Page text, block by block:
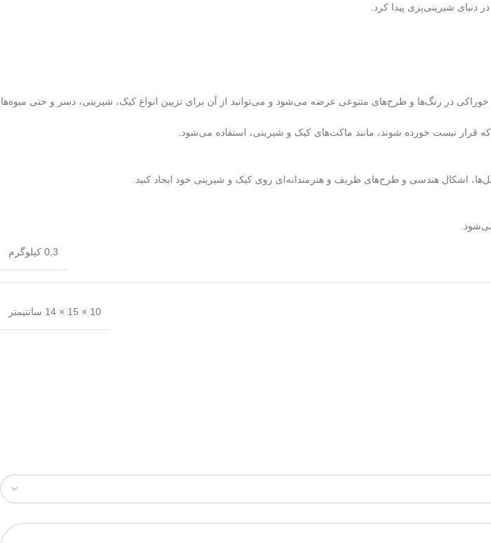
دنیای شیرینی‌پزی پیدا کرد.
خوراکی در رنگ‌ها و طرح‌های متنوعی عرضه می‌شود و می‌توانید از آن برای تزیین انواع کیک، شیرینی، دسر و حتی میوه‌ها
قرار نیست خورده شوند، مانند ماکت‌های کیک و شیرینی، استفاده می‌شود.
اشکال هندسی و طرح‌های ظریف و هنرمندانه‌ای روی کیک و شیرینی خود ایجاد کنید.
0,3 کیلوگرم
10 × 15 × 14 سانتیمتر